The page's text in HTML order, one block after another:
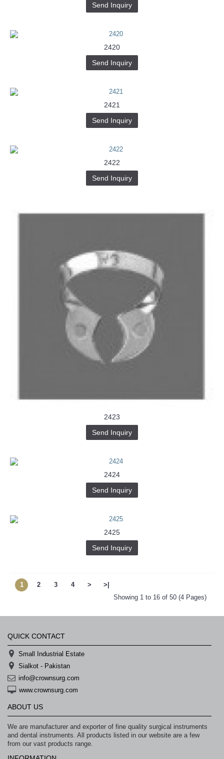
Send Inquiry
2420
Send Inquiry
2421
Send Inquiry
2422
Send Inquiry
2423
Send Inquiry
2424
Send Inquiry
2425
Send Inquiry
1 2 3 4 >
>|
Showing 1 to 16 of 50 (4 Pages)
QUICK CONTACT
Small Industrial Estate
Sialkot - Pakistan
info@crownsurg.com
www.crownsurg.com
ABOUT US
We are manufacturer and exporter of fine quality surgical instruments
and dental instruments. All products listed in our website are a few
from our vast products range.